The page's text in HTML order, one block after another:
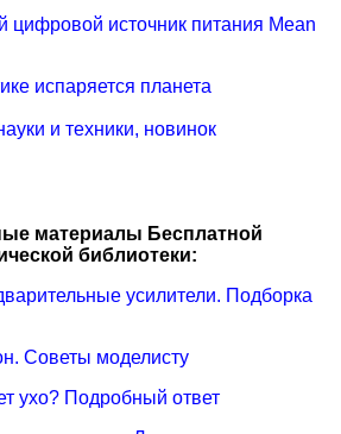
цифровой источник питания Mean
испаряется планета
и техники, новинок
материалы Бесплатной
библиотеки:
усилители. Подборка
Советы моделисту
ухо? Подробный ответ